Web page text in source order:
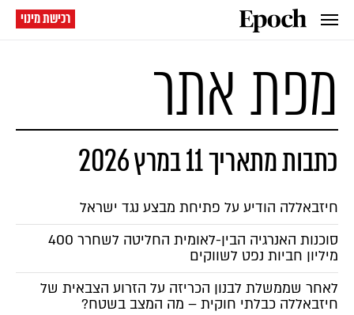
רכישת מינוי
מפת אתר
כתבות מתאריך 11 במרץ 2026
חיזבאללה הודיע על פתיחת מבצע נגד ישראל
סוכנות האנרגיה הבין-לאומית החליטה לשחרר 400
מיליון חביות נפט לשווקים
לאחר שממשלת לבנון הכריזה על הזרוע הצבאית של
חיזבאללה כבלתי חוקית – מה המצב בשטח?